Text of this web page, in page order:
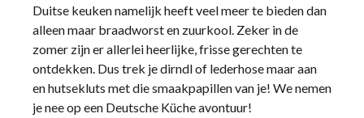
Duitse keuken namelijk heeft veel meer te bieden dan
alleen maar braadworst en zuurkool. Zeker in de
zomer zijn er allerlei heerlijke, frisse gerechten te
ontdekken. Dus trek je dirndl of lederhose maar aan
en hutsekluts met die smaakpapillen van je! We nemen
je nee op een Deutsche Küche avontuur!